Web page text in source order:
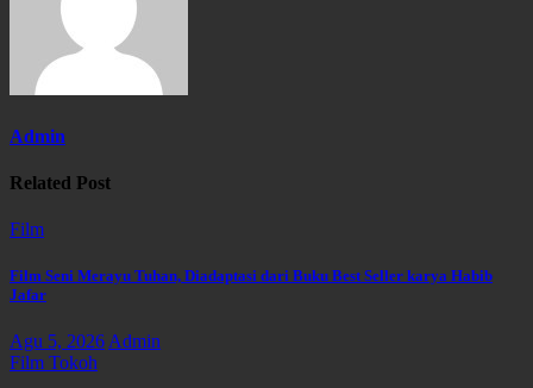
Admin
Related Post
Film
Film Seni Merayu Tuhan, Diadaptasi dari Buku Best Seller karya Habib
Jafar
Agu 5, 2026Admin
Film Tokoh